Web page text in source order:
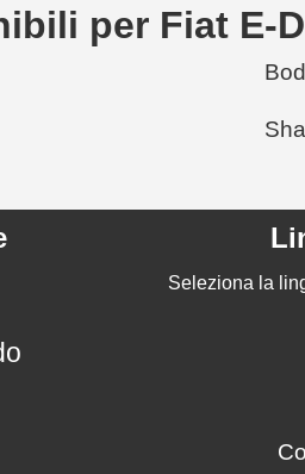
per Fiat E-
Seleziona la